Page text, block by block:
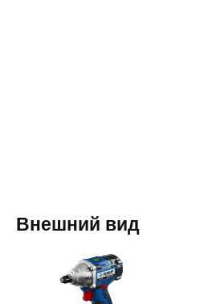
Внешний вид